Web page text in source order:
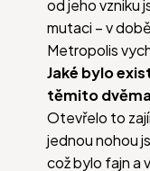
od jeho vzniku
mutaci – v
Metropolis
Jaké bylo
těmito
Otevřelo to
jednou nohou
což bylo fajn a